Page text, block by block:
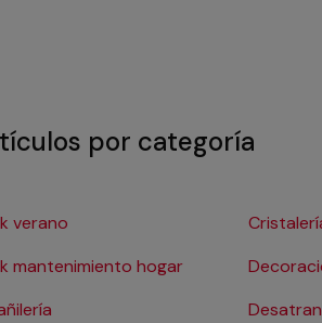
por categoría
verano
mantenimiento hogar